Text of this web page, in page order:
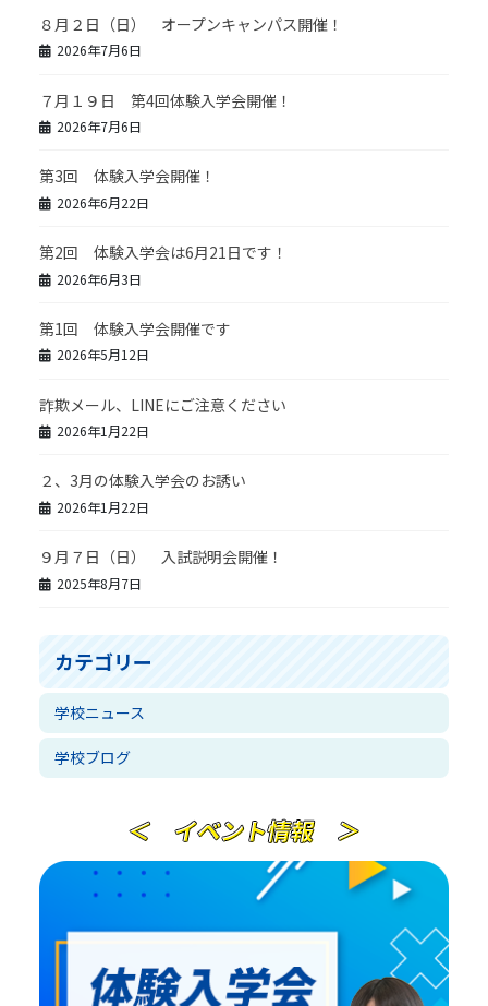
８月２日（日） オープンキャンパス開催！
2026年7月6日
７月１９日 第4回体験入学会開催！
2026年7月6日
第3回 体験入学会開催！
2026年6月22日
第2回 体験入学会は6月21日です！
2026年6月3日
第1回 体験入学会開催です
2026年5月12日
詐欺メール、LINEにご注意ください
2026年1月22日
２、3月の体験入学会のお誘い
2026年1月22日
９月７日（日） 入試説明会開催！
2025年8月7日
カテゴリー
学校ニュース
学校ブログ